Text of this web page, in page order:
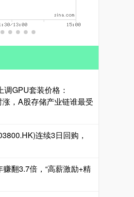
GPU套装价格：
，A股存储产业链谁最受
连续3日回购，
翻3.7倍，“高薪激励+精